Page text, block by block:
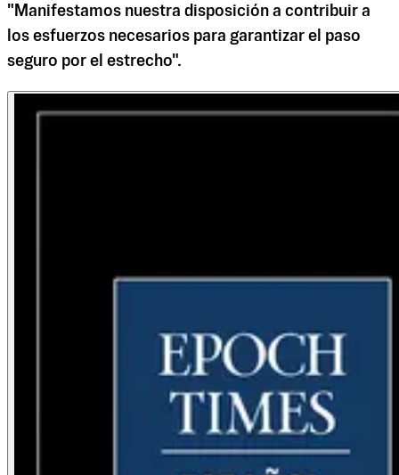
"Manifestamos nuestra disposición a contribuir a
los esfuerzos necesarios para garantizar el paso
seguro por el estrecho".